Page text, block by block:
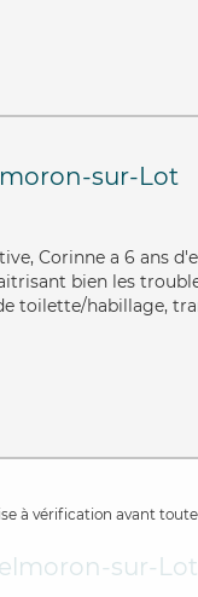
sur-Lot
Corinne a 6 ans
bien les
toilette/habillage,
à vérification avant
sur-Lot